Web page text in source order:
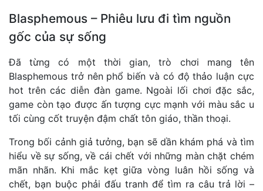
Blasphemous – Phiêu lưu đi tìm nguồn
gốc của sự sống
Đã từng có một thời gian, trò chơi mang tên
Blasphemous trở nên phổ biến và có độ thảo luận cực
hot trên các diễn đàn game. Ngoài lối chơi đặc sắc,
game còn tạo được ấn tượng cực mạnh với màu sắc u
tối cùng cốt truyện đậm chất tôn giáo, thần thoại.
Trong bối cảnh giả tưởng, bạn sẽ dần khám phá và tìm
hiểu về sự sống, về cái chết với những màn chặt chém
mãn nhãn. Khi mắc kẹt giữa vòng luân hồi sống và
chết, bạn buộc phải đấu tranh để tìm ra câu trả lời –